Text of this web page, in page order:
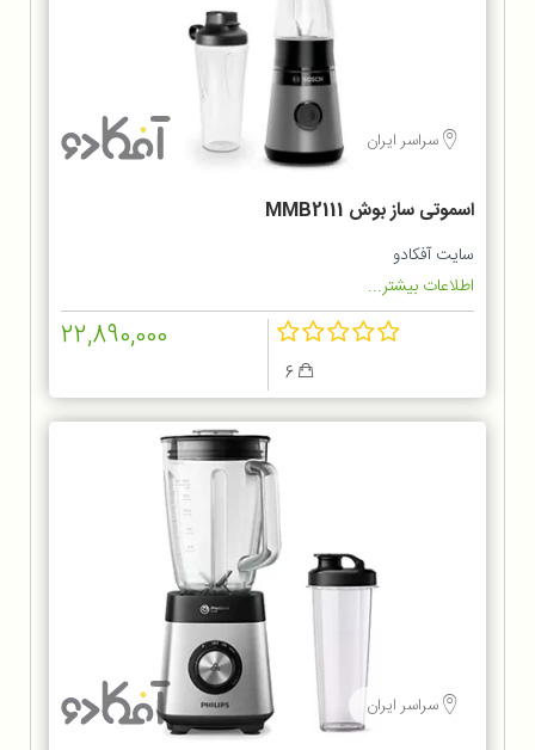
سراسر ایران
اسموتی ساز بوش MMB2111
سایت آفکادو
اطلاعات بیشتر...
22,890,000
سراسر ایران